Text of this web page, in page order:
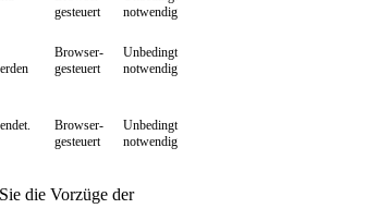
gesteuert
notwendig
Browser-
gesteuert
Unbedingt
notwendig
Browser-
gesteuert
Unbedingt
notwendig
die Vorzüge der